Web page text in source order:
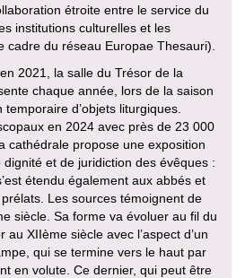
étroite entre le service du
institutions culturelles et les
cadre du réseau Europae Thesauri).
2021, la salle du Trésor de la
chaque année, lors de la saison
d’objets liturgiques.
en 2024 avec près de 23 000
cathédrale propose une exposition
et de juridiction des évêques :
étendu également aux abbés et
Les sources témoignent de
siècle. Sa forme va évoluer au fil du
XIIème siècle avec l’aspect d’un
qui se termine vers le haut par
en volute. Ce dernier, qui peut être